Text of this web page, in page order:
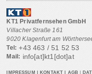
KT1 Privatfernsehen GmbH
Villacher Straße 161
9020 Klagenfurt am
Tel: +43 463 / 51 52 53
Mail: info[at]kt1[dot]at
IMPRESSUM KONTAKT AGB